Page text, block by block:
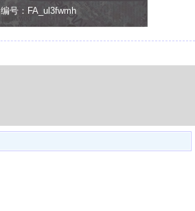
编号：FA_ul3fwmh